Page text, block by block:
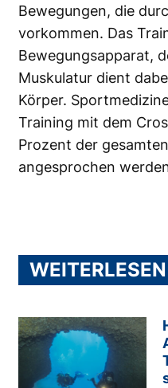
Bewegungen, die
vorkommen. Das
Bewegungsapparat,
Muskulatur dient
Körper.
Training mit dem
Prozent der
angesprochen
WEITERLESEN